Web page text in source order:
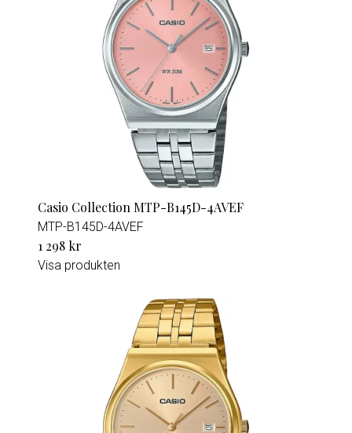
Casio Collection MTP-B145D-4AVEF
MTP-B145D-4AVEF
1 298 kr
Visa produkten